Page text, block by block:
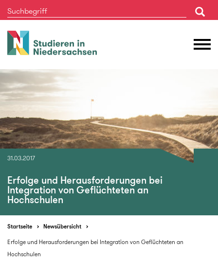
Studieren
in
31.03.2017
Erfolge und Herausforderungen bei
Integration von Geflüchteten an
Hochschulen
Startseite
Newsübersicht
Erfolge und Herausforderungen bei Integration von Geflüchteten an
Hochschulen